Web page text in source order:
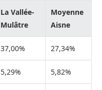
La Vallée-
Mulâtre
Moyenne
Aisne
37,00% 27,34%
5,29% 5,82%